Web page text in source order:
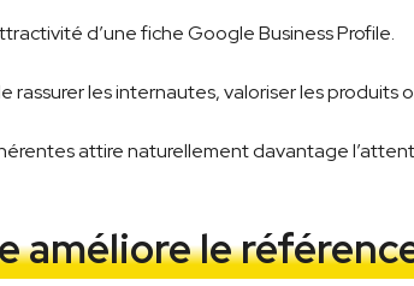
d’une fiche Google Business Profile.
les internautes, valoriser les produits
attire naturellement davantage
améliore le